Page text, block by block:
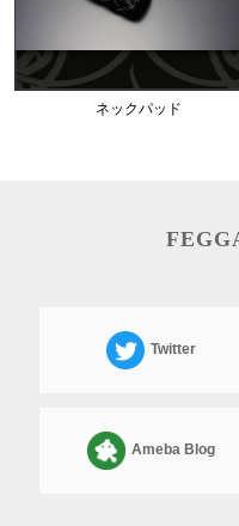
ネックパッド
Twitter
Ameba Blog